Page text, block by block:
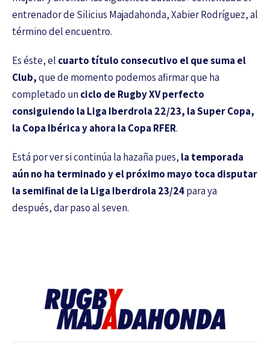
entrenador de Silicius Majadahonda, Xabier Rodríguez, al
término del encuentro.
Es éste, el cuarto título consecutivo el que suma el
Club,que de momento podemos afirmar que ha
completado un ciclo de Rugby XV perfecto
consiguiendo la Liga Iberdrola 22/23, la Super Copa,
la Copa Ibérica y ahora la Copa RFER.
Está por ver si continúa la hazaña pues, la temporada
aún no ha terminado y el próximo mayo toca disputar
la semifinal de la Liga Iberdrola 23/24para ya
después, dar paso al seven.